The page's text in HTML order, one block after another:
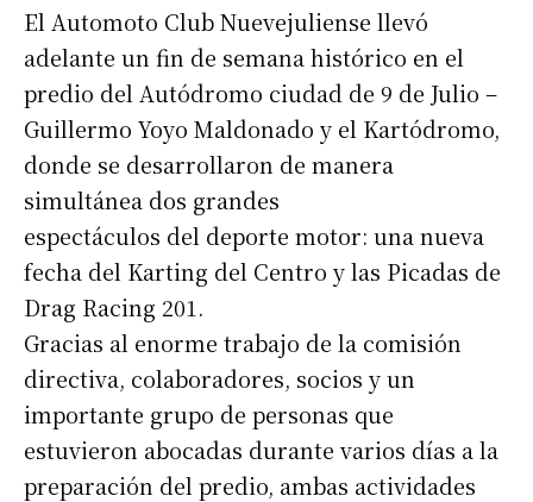
El Automoto Club Nuevejuliense llevó
adelante un fin de semana histórico en el
predio del Autódromo ciudad de 9 de Julio –
Guillermo Yoyo Maldonado y el Kartódromo,
donde se desarrollaron de manera
simultánea dos grandes
espectáculos del deporte motor: una nueva
fecha del Karting del Centro y las Picadas de
Drag Racing 201.
Gracias al enorme trabajo de la comisión
directiva, colaboradores, socios y un
importante grupo de personas que
estuvieron abocadas durante varios días a la
preparación del predio, ambas actividades